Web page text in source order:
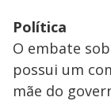
Política
O embate
possui um
mãe do